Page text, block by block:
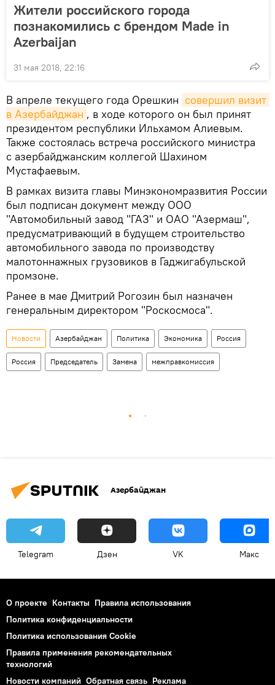
Жители российского города
познакомились с брендом Made in
Azerbaijan
31 мая 2018, 22:16
В апреле текущего года Орешкин совершил визит
в Азербайджан , в ходе которого он был принят
президентом республики Ильхамом Алиевым.
Также состоялась встреча российского министра
с азербайджанским коллегой Шахином
Мустафаевым.
В рамках визита главы Минэкономразвития России
был подписан документ между ООО
"Автомобильный завод "ГАЗ" и ОАО "Азермаш",
предусматривающий в будущем строительство
автомобильного завода по производству
малотоннажных грузовиков в Гаджигабульской
промзоне.
Ранее в мае Дмитрий Рогозин был назначен
генеральным директором "Роскосмоса".
Новости Азербайджан Политика Экономика Россия
Россия Председатель Замена межправкомиссия
Азербайджан
Telegram Дзен VK Макс
О проекте Контакты Правила использования
Политика конфиденциальности
Политика использования Cookie
Правила применения рекомендательных
технологий
Новости компаний Обратная связь Реклама